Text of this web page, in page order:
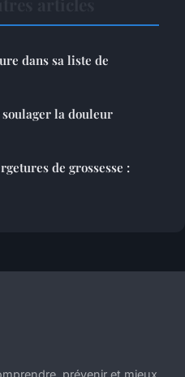
dans sa liste de
la douleur
de grossesse :